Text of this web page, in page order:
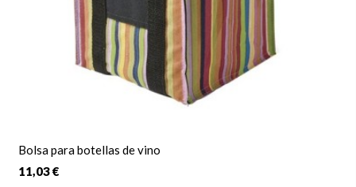
Bolsa para botellas de vino
11,03 €